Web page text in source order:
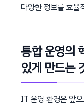
다양한 정보를 효율
통합 운영의
있게 만드는
IT 운영 환경은 앞